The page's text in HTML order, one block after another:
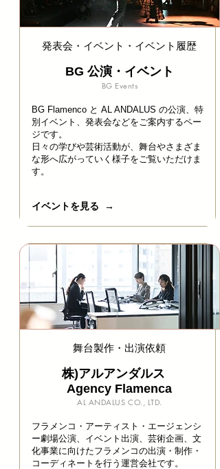
​発表会・イベント・イベント履歴
BG 公演・イベント
BG Events
BG Flamenco と AL ANDALUS の公演、特
別イベント、発表会などをご案内するペー
ジです。
日々の学びや芸術活動が、舞台やさまざま
な形へ広がっていく様子をご覧いただけま
す。
イベントを見る →
舞台製作・出演依頼
株)アルアンダルス
Agency Flamenca
AL ANDALUS CO., LTD.
フラメンコ・アーティスト・エージェンシ
ー劇場公演、イベント出演、芸術企画、文
化事業に向けたフラメンコの出演・制作・
コーディネートを行う運営会社です。